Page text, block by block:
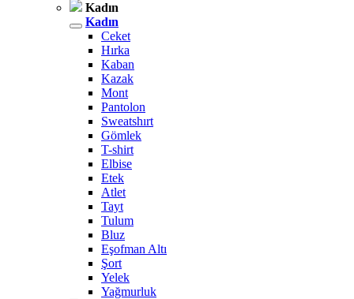
Kadın
Kadın
Ceket
Hırka
Kaban
Kazak
Mont
Pantolon
Sweatshırt
Gömlek
T-shirt
Elbise
Etek
Atlet
Tayt
Tulum
Bluz
Eşofman Altı
Şort
Yelek
Yağmurluk